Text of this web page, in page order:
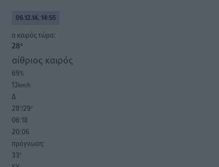
06.12.14, 14:55
o καιρός τώρα:
28°
αίθριος καιρός
69%
13km/h
Δ
28°/29°
06:18
20:06
πρόγνωση:
33°